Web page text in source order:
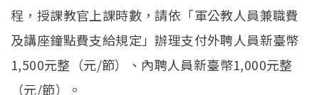
程，授課教官上課時數，請依「軍公教人員兼職費
及講座鐘點費支給規定」辦理支付外聘人員新臺幣
1,500元整（元/節）、內聘人員新臺幣1,000元整
（元/節）。